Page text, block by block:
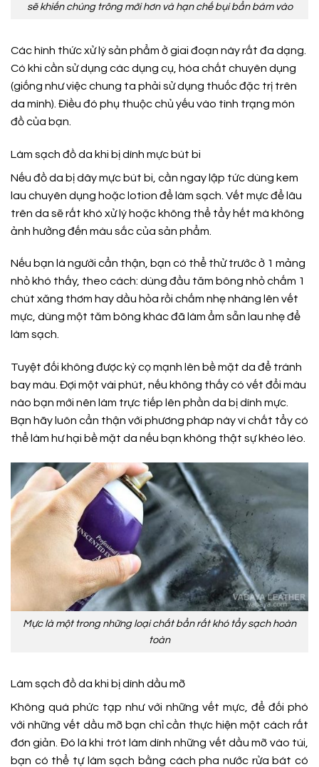
sẽ khiến chúng trông mới hơn và hạn chế bụi bẩn bám vào
Các hình thức xử lý sản phẩm ở giai đoạn này rất đa dạng.
Có khi cần sử dụng các dụng cụ, hóa chất chuyên dụng
(giống như việc chung ta phải sử dụng thuốc đặc trị trên
da mình). Điều đó phụ thuộc chủ yếu vào tình trạng món
đồ của bạn.
Làm sạch đồ da khi bị dính mực bút bi
Nếu đồ da bị dây mực bút bi, cần ngay lập tức dùng kem
lau chuyên dụng hoặc lotion để làm sạch. Vết mực để lâu
trên da sẽ rất khó xử lý hoặc không thể tẩy hết mà không
ảnh hưởng đến màu sắc của sản phẩm.
Nếu bạn là người cẩn thận, bạn có thể thử trước ở 1 mảng
nhỏ khó thấy, theo cách: dùng đầu tăm bông nhỏ chấm 1
chút xăng thơm hay dầu hỏa rồi chấm nhẹ nhàng lên vết
mực, dùng một tăm bông khác đã làm ẩm sẵn lau nhẹ để
làm sạch.
Tuyệt đối không được kỳ cọ mạnh lên bề mặt da để tránh
bay màu. Đợi một vài phút, nếu không thấy có vết đổi màu
nào bạn mới nên làm trực tiếp lên phần da bị dính mực.
Bạn hãy luôn cẩn thận với phương pháp này vì chất tẩy có
thể làm hư hại bề mặt da nếu bạn không thật sự khéo léo.
Mực là một trong những loại chất bẩn rất khó tẩy sạch hoàn
toàn
Làm sạch đồ da khi bị dính dầu mỡ
Không quá phức tạp như với những vết mực, để đối phó
với những vết dầu mỡ bạn chỉ cần thực hiện một cách rất
đơn giản. Đó là khi trót làm dính những vết dầu mỡ vào túi,
bạn có thể tự làm sạch bằng cách pha nước rửa bát có